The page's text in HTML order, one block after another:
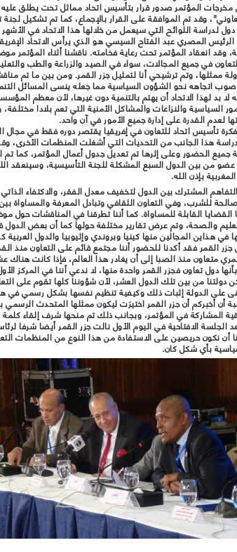
المؤتمر صدور قرار بتأسيس اتحاد مماثل تحت يطلق عليه
وقد تم الموافقة على القرار بالإجماع، كما تم تشكيل
لدراسة اللوائح التي سيعمل من خلالها هذا الاتحاد في الأشهر
الرئيس المصري عبد الفتاح السيسي هو الذي يرأس الاتحاد
وقد انعقاد المؤتمر تحت رعاية فخامته. ناقشنا أثناء المؤتمر
في جميع المجالات، سواء في الصيد والزراعة والطب
ممثلها، وتم ترشيحي أنا لتمثيل جزر القمر. ومن بين ما تم
صوب اتجاهه نحو الشؤون السياسية مما جعله ينسى المسائل
لا بد لهذا الاتحاد أن يهتم بالتنمية دون غيرها، لأن معظم
السياسية والنزاعات والمشاكل الأمنية التي تعم بلادا
لعدم القدرة على إدارة جميع الأمور في آن واحد.
تأسيس اتحاد للتعاون في إفريقيا يقتصر دوره فقط في مجال
هذا الجانب من التحديات التي أشغلت المنظمات الأخرى،
جميع الحضور وعلى إثرها تم تعديل جدول أعمال المؤتمر، كما تم
من بين الدول السبع المشكلة للجنة التأسيسية، وسينعقد
بإذن الله.
المشترك بين الدول لتخفيف معدل الفقر، والاكتفاء
للشرب، وفي التعاون الثقافي وتبادل المعرفة والمساواة
القضايا القابلة للمساواة. كما أننا تطرقنا في المناقشات حول
والصحة، وتم عرض تقارير مختلفة حولها كما أن بعض الدول
في هذاين المجالين منها كينيا وبروندي وإثيوبيا والدول العربية
القمر فقد أكدنا للحضور أننا مجتمع قائم على التعاون منذ
متعاون منذ الصبا إلى أن يغادر هذا العالم، فإذا كانت
دول تعاون فجزر القمر واحدة منها، لا ندعي أننا في المركز
دولتنا من بين تلك الدول العشر، لأن شؤوننا كلها تقوم على
على الدولة إثبات ذلك وكيفية تنظيم نفسها بشكل رسمي في
أن أخبركم أن جزر القمر اختيرَت ليكون ممثلها المتحدث
المشاركة في المؤتمر، وبجانب ذلك تم منحها شرف إلقاء كلمة
الجلسة الافتاحية في اليوم الأول نالت جزر القمر أيضا شرفا
أن نكون حريصين على الاستفادة من هذا النوع من المنظمات
بأي شكل كان.